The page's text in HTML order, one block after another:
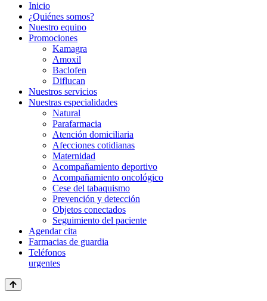
Inicio
¿Quiénes somos?
Nuestro equipo
Promociones
Kamagra
Amoxil
Baclofen
Diflucan
Nuestros servicios
Nuestras especialidades
Natural
Parafarmacia
Atención domiciliaria
Afecciones cotidianas
Maternidad
Acompañamiento deportivo
Acompañamiento oncológico
Cese del tabaquismo
Prevención y detección
Objetos conectados
Seguimiento del paciente
Agendar cita
Farmacias de guardia
Teléfonos
urgentes